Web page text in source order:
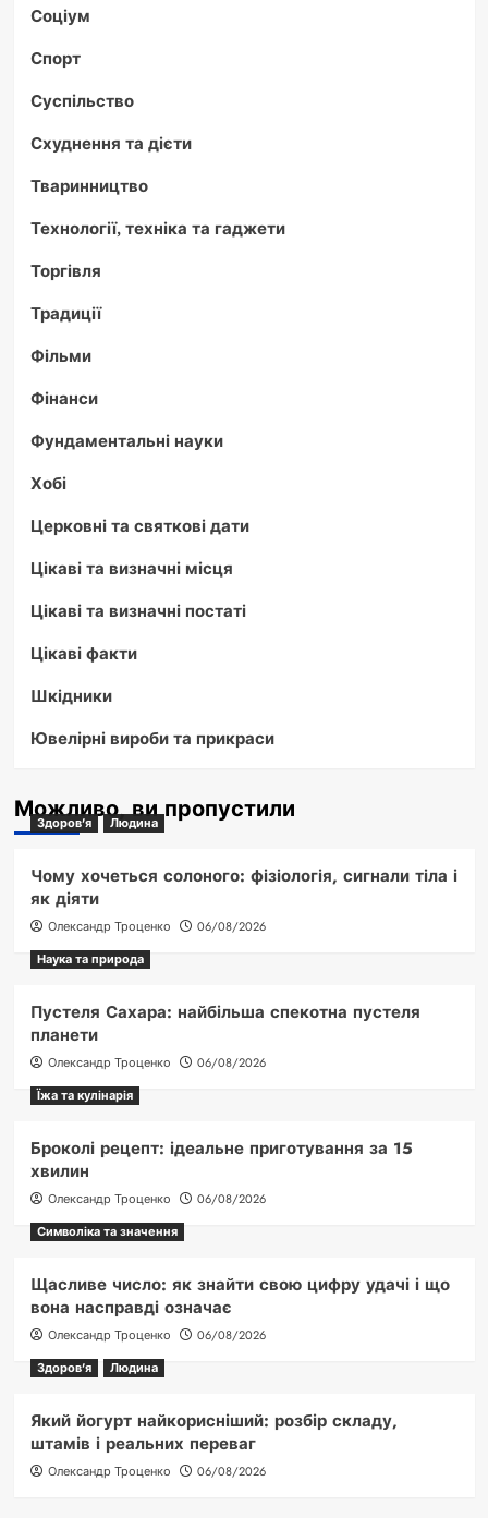
Соціум
Спорт
Суспільство
Схуднення та дієти
Тваринництво
Технології, техніка та гаджети
Торгівля
Традиції
Фільми
Фінанси
Фундаментальні науки
Хобі
Церковні та святкові дати
Цікаві та визначні місця
Цікаві та визначні постаті
Цікаві факти
Шкідники
Ювелірні вироби та прикраси
Можливо, ви пропустили
Здоров'я Людина
Чому хочеться солоного: фізіологія, сигнали тіла і
як діяти
Олександр Троценко
06/08/2026
Наука та природа
Пустеля Сахара: найбільша спекотна пустеля
планети
Олександр Троценко
06/08/2026
Їжа та кулінарія
Броколі рецепт: ідеальне приготування за 15
хвилин
Олександр Троценко
06/08/2026
Символіка та значення
Щасливе число: як знайти свою цифру удачі і що
вона насправді означає
Олександр Троценко
06/08/2026
Здоров'я
Людина
Який йогурт найкорисніший: розбір складу,
штамів і реальних переваг
Олександр Троценко 06/08/2026